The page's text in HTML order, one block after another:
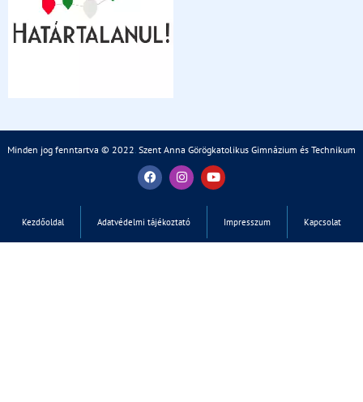
Minden jog fenntartva © 2022 Szent Anna Görögkatolikus Gimnázium és Technikum
Kezdőoldal Adatvédelmi tájékoztató Impresszum Kapcsolat